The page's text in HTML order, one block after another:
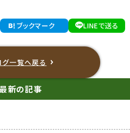
ブックマーク LINEで送る
グ一覧へ戻る
最新の記事